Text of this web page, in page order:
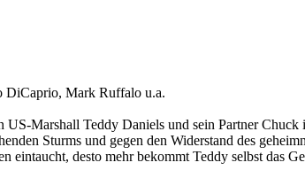
DiCaprio, Mark Ruffalo u.a.
Marshall Teddy Daniels und sein Partner
Sturms und gegen den Widerstand des
eintaucht, desto mehr bekommt Teddy selbst das